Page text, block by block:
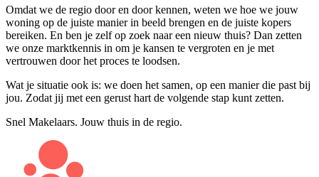
Omdat we de regio door en door kennen, weten we hoe we jouw
woning op de juiste manier in beeld brengen en de juiste kopers
bereiken. En ben je zelf op zoek naar een nieuw thuis? Dan zetten
we onze marktkennis in om je kansen te vergroten en je met
vertrouwen door het proces te loodsen.
Wat je situatie ook is: we doen het samen, op een manier die past bij
jou. Zodat jij met een gerust hart de volgende stap kunt zetten.
Snel Makelaars. Jouw thuis in de regio.